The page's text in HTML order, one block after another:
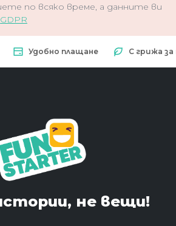
по всяко време, а данните ви
GDPR
Удобно плащане С грижа за
не вещи!